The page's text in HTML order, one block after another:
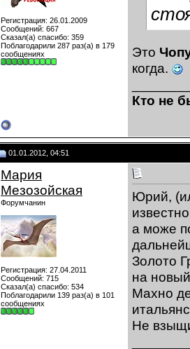
Регистрация: 26.01.2009
Сообщений: 667
Сказал(а) спасибо: 359
Поблагодарили 287 раз(а) в 179
сообщениях
Это
когда.
Кто не
01.01.2012, 04:51
Мария
Мезозойская
Форумчанин
Регистрация: 27.04.2011
Сообщений: 715
Сказал(а) спасибо: 534
Поблагодарили 139 раз(а) в 101
сообщениях
Юрий,
а може
Золото
на
Махно
Не